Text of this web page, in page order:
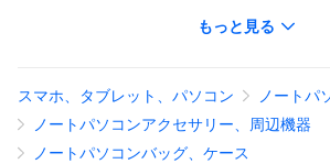
■型番：UAG-UMBP16DT-AS (アッシュ)
■対応機種：MacBook Pro 16インチ(2021)
■材質：PC、PU
■外形寸法(mm)：(W)360x(D)252x(H)23
■質量(g)：約341
もっと見る
スマホ、タブレット、パソコン
ノートパ
ノートパソコンアクセサリー、周辺機器
ノートパソコンバッグ、ケース